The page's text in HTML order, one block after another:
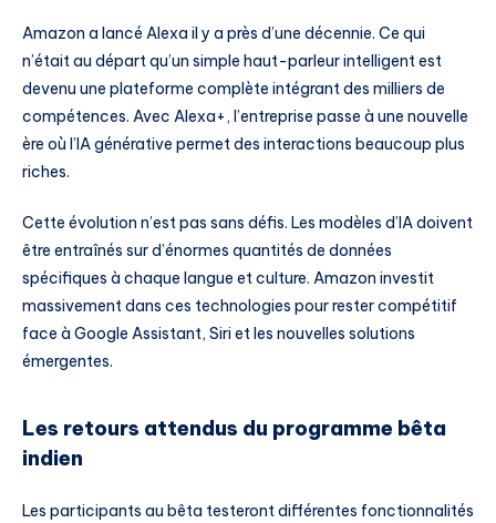
Amazon a lancé Alexa il y a près d’une décennie. Ce qui
n’était au départ qu’un simple haut-parleur intelligent est
devenu une plateforme complète intégrant des milliers de
compétences. Avec Alexa+, l’entreprise passe à une nouvelle
ère où l’IA générative permet des interactions beaucoup plus
riches.
Cette évolution n’est pas sans défis. Les modèles d’IA doivent
être entraînés sur d’énormes quantités de données
spécifiques à chaque langue et culture. Amazon investit
massivement dans ces technologies pour rester compétitif
face à Google Assistant, Siri et les nouvelles solutions
émergentes.
Les retours attendus du programme bêta
indien
Les participants au bêta testeront différentes fonctionnalités